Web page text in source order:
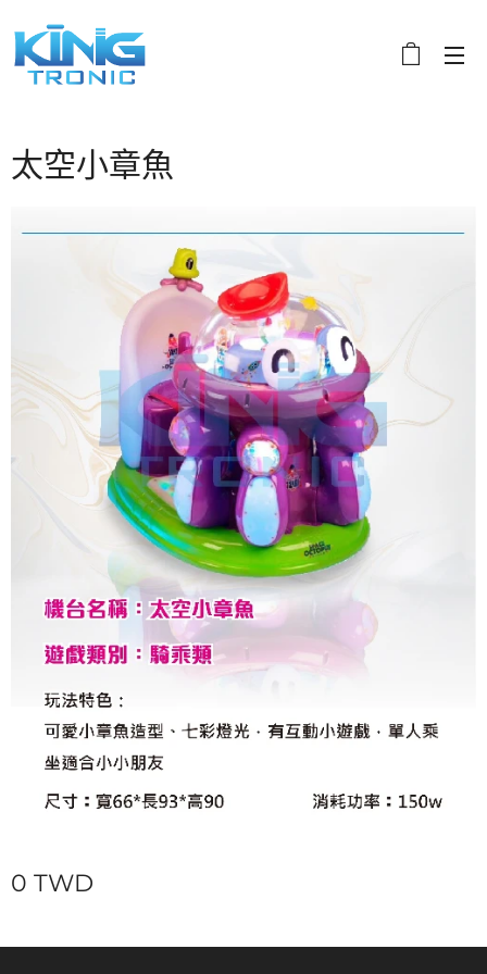
太空小章魚
0 TWD